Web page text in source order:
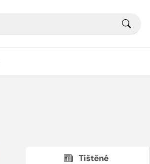
Tištěné